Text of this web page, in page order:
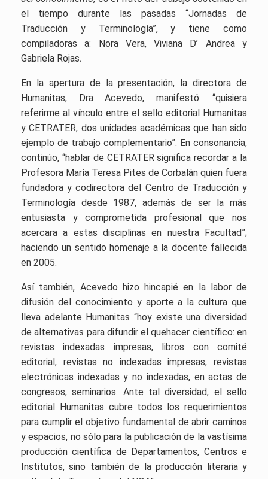
el tiempo durante las pasadas “Jornadas de
Traducción y Terminología”, y tiene como
compiladoras a: Nora Vera, Viviana D’ Andrea y
Gabriela Rojas.
En la apertura de la presentación, la directora de
Humanitas, Dra Acevedo, manifestó: “quisiera
referirme al vínculo entre el sello editorial Humanitas
y CETRATER, dos unidades académicas que han sido
ejemplo de trabajo complementario”. En consonancia,
continúo, “hablar de CETRATER significa recordar a la
Profesora María Teresa Pites de Corbalán quien fuera
fundadora y codirectora del Centro de Traducción y
Terminología desde 1987, además de ser la más
entusiasta y comprometida profesional que nos
acercara a estas disciplinas en nuestra Facultad”;
haciendo un sentido homenaje a la docente fallecida
en 2005.
Así también, Acevedo hizo hincapié en la labor de
difusión del conocimiento y aporte a la cultura que
lleva adelante Humanitas “hoy existe una diversidad
de alternativas para difundir el quehacer científico: en
revistas indexadas impresas, libros con comité
editorial, revistas no indexadas impresas, revistas
electrónicas indexadas y no indexadas, en actas de
congresos, seminarios. Ante tal diversidad, el sello
editorial Humanitas cubre todos los requerimientos
para cumplir el objetivo fundamental de abrir caminos
y espacios, no sólo para la publicación de la vastísima
producción científica de Departamentos, Centros e
Institutos, sino también de la producción literaria y